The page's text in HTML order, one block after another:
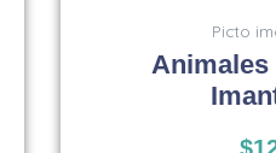
Picto
Animales